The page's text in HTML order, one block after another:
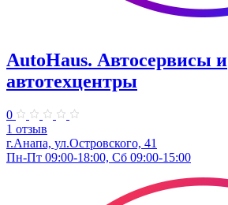
AutoHaus. Автосервисы и
автотехцентры
0
1 отзыв
г.Анапа, ул.Островского, 41
Пн-Пт 09:00-18:00, Сб 09:00-15:00